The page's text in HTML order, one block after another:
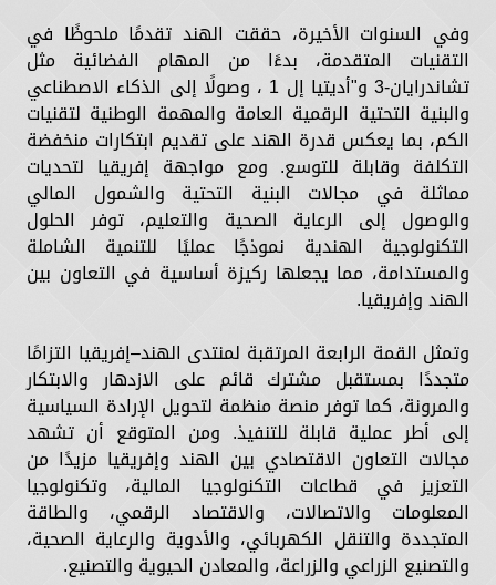
وفي السنوات الأخيرة، حققت الهند تقدمًا ملحوظًا في
التقنيات المتقدمة، بدءًا من المهام الفضائية مثل
تشاندرايان-3 و"أديتيا إل 1 ، وصولًا إلى الذكاء الاصطناعي
والبنية التحتية الرقمية العامة والمهمة الوطنية لتقنيات
الكم، بما يعكس قدرة الهند على تقديم ابتكارات منخفضة
التكلفة وقابلة للتوسع. ومع مواجهة إفريقيا لتحديات
مماثلة في مجالات البنية التحتية والشمول المالي
والوصول إلى الرعاية الصحية والتعليم، توفر الحلول
التكنولوجية الهندية نموذجًا عمليًا للتنمية الشاملة
والمستدامة، مما يجعلها ركيزة أساسية في التعاون بين
الهند وإفريقيا.
وتمثل القمة الرابعة المرتقبة لمنتدى الهند–إفريقيا التزامًا
متجددًا بمستقبل مشترك قائم على الازدهار والابتكار
والمرونة، كما توفر منصة منظمة لتحويل الإرادة السياسية
إلى أطر عملية قابلة للتنفيذ. ومن المتوقع أن تشهد
مجالات التعاون الاقتصادي بين الهند وإفريقيا مزيدًا من
التعزيز في قطاعات التكنولوجيا المالية، وتكنولوجيا
المعلومات والاتصالات، والاقتصاد الرقمي، والطاقة
المتجددة والتنقل الكهربائي، والأدوية والرعاية الصحية،
والتصنيع الزراعي والزراعة، والمعادن الحيوية والتصنيع.